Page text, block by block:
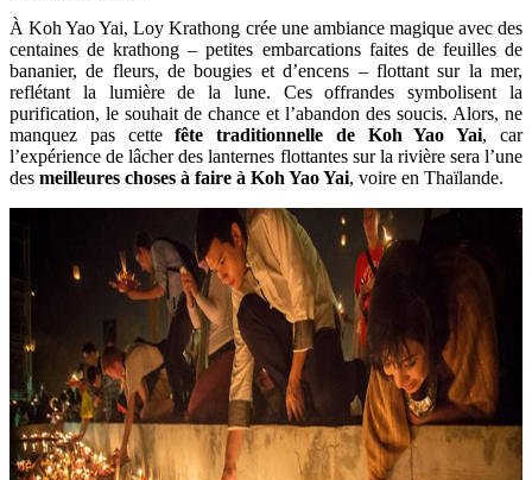
À Koh Yao Yai, Loy Krathong crée une ambiance magique avec des
centaines de krathong – petites embarcations faites de feuilles de
bananier, de fleurs, de bougies et d’encens – flottant sur la mer,
reflétant la lumière de la lune. Ces offrandes symbolisent la
purification, le souhait de chance et l’abandon des soucis. Alors, ne
manquez pas cettefête traditionnelle de Koh Yao Yai, car
l’expérience de lâcher des lanternes flottantes sur la rivière sera l’une
des meilleures choses à faire à Koh Yao Yai, voire en Thaïlande.